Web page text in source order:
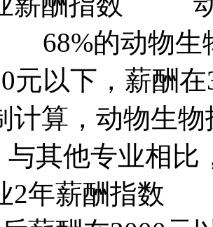
的动物生
元以下，薪酬
计算，动物生
与其他专业相
2年薪酬指数